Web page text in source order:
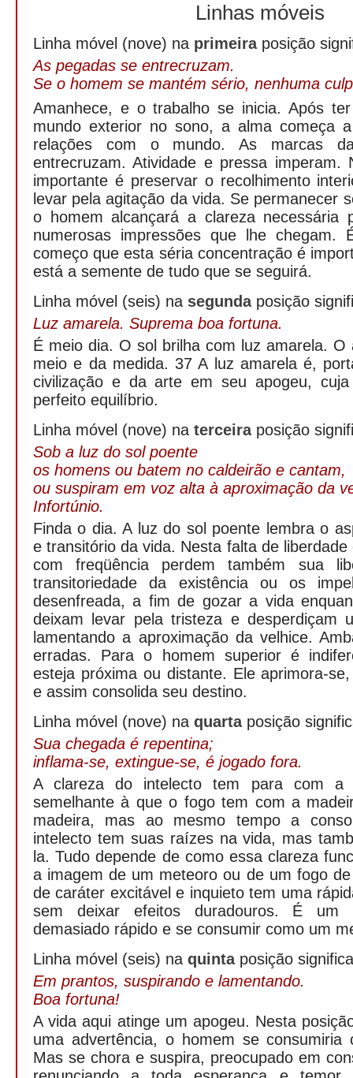
Linhas móveis
Linha móvel (nove) na primeiraposição
As pegadas se entrecruzam.
Se o homem se mantém sério, nenhuma
Amanhece, e o trabalho se inicia. Após
mundo exterior no sono, a alma começa
relações com o mundo. As marcas
entrecruzam. Atividade e pressa imperam.
importante é preservar o recolhimento
levar pela agitação da vida. Se permanecer
o homem alcançará a clareza necessária
numerosas impressões que lhe chegam.
começo que esta séria concentração é
está a semente de tudo que se seguirá.
Linha móvel (seis) na segundaposição
Luz amarela. Suprema boa fortuna.
É meio dia. O sol brilha com luz amarela.
meio e da medida. 37 A luz amarela é,
civilização e da arte em seu apogeu,
perfeito equilíbrio.
Linha móvel (nove) na terceiraposição
Sob a luz do sol poente
os homens ou batem no caldeirão e cantam,
ou suspiram em voz alta à aproximação da
Infortúnio.
Finda o dia. A luz do sol poente lembra o
e transitório da vida. Nesta falta de
com freqüência perdem também sua
transitoriedade da existência ou os
desenfreada, a fim de gozar a vida
deixam levar pela tristeza e desperdiçam
lamentando a aproximação da velhice.
erradas. Para o homem superior é
esteja próxima ou distante. Ele aprimora-
e assim consolida seu destino.
Linha móvel (nove) na quartaposição
Sua chegada é repentina;
inflama-se, extingue-se, é jogado fora.
A clareza do intelecto tem para com a
semelhante à que o fogo tem com a
madeira, mas ao mesmo tempo a
intelecto tem suas raízes na vida, mas
la. Tudo depende de como essa clareza
a imagem de um meteoro ou de um fogo
de caráter excitável e inquieto tem uma
sem deixar efeitos duradouros. É um
demasiado rápido e se consumir como um
Linha móvel (seis) na quintaposição
Em prantos, suspirando e lamentando.
Boa fortuna!
A vida aqui atinge um apogeu. Nesta
uma advertência, o homem se consumiria
Mas se chora e suspira, preocupado em